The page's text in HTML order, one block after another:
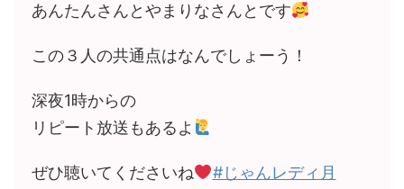
あんたんさんとやまりなさんとです
この３人の共通点はなんでしょーう！
深夜1時からの
リピート放送もあるよ
ぜひ聴いてくださいね
#じゃんレディ月